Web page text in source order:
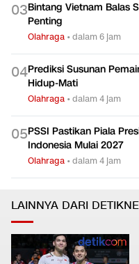
03Bintang Vietnam Balas
Penting
Olahraga •dalam 6 jam
04Prediksi Susunan
Hidup-Mati
Olahraga •dalam 4 jam
05PSSI Pastikan Piala
Indonesia Mulai 2027
Olahraga •dalam 4 jam
LAINNYA DARI